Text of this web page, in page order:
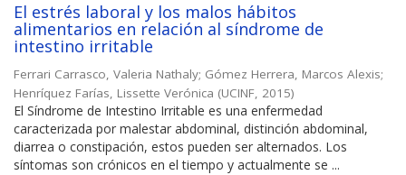
El estrés laboral y los malos hábitos
alimentarios en relación al síndrome de
intestino irritable
Ferrari Carrasco, Valeria Nathaly; Gómez Herrera, Marcos Alexis;
Henríquez Farías, Lissette Verónica (UCINF, 2015)
El Síndrome de Intestino Irritable es una enfermedad
caracterizada por malestar abdominal, distinción abdominal,
diarrea o constipación, estos pueden ser alternados. Los
síntomas son crónicos en el tiempo y actualmente se ...